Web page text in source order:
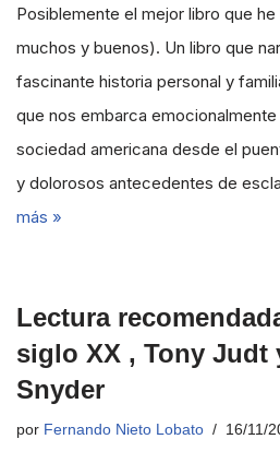
Posiblemente el mejor libro que
muchos y buenos). Un libro que
fascinante historia personal y
que nos embarca
sociedad americana desde el
y dolorosos antecedentes de
más »
Lectura
siglo XX , Tony Judt
Snyder
por Fernando Nieto Lobato 16/11/